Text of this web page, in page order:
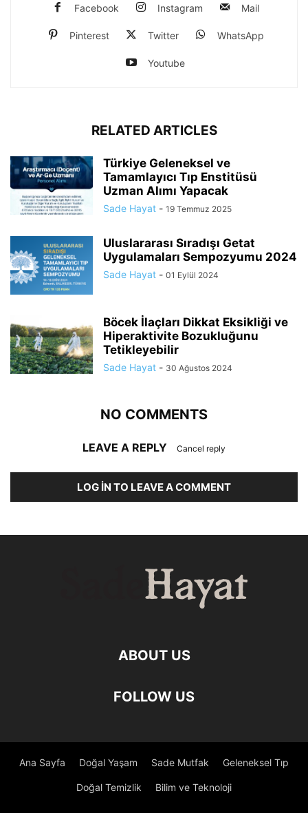
Facebook Instagram Mail
Pinterest Twitter WhatsApp
Youtube
RELATED ARTICLES
Türkiye Geleneksel ve
Tamamlayıcı Tıp Enstitüsü
Uzman Alımı Yapacak
Sade Hayat - 19 Temmuz 2025
Uluslararası Sıradışı Getat
Uygulamaları Sempozyumu 2024
Sade Hayat - 01 Eylül 2024
Böcek İlaçları Dikkat Eksikliği ve
Hiperaktivite Bozukluğunu
Tetikleyebilir
Sade Hayat - 30 Ağustos 2024
NO COMMENTS
LEAVE A REPLY Cancel reply
LOG IN TO LEAVE A COMMENT
ABOUT US
FOLLOW US
Ana Sayfa Doğal Yaşam Sade Mutfak Geleneksel Tıp
Doğal Temizlik Bilim ve Teknoloji